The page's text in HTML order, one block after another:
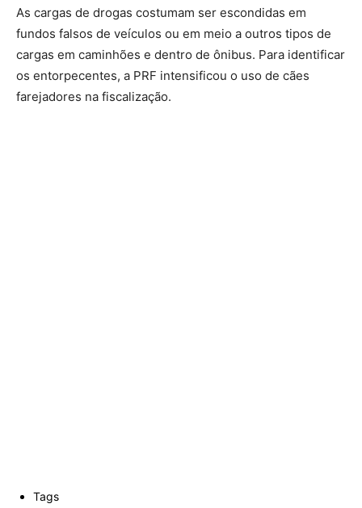
As cargas de drogas costumam ser escondidas em
fundos falsos de veículos ou em meio a outros tipos de
cargas em caminhões e dentro de ônibus. Para identificar
os entorpecentes, a PRF intensificou o uso de cães
farejadores na fiscalização.
Tags